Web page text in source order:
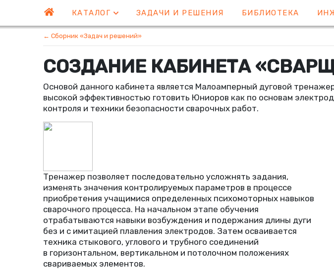
КАТАЛОГ ЗАДАЧИ И РЕШЕНИЯ БИБЛИОТЕКА
← Сборник «Задач и решений»
СОЗДАНИЕ КАБИНЕТА «
Основой данного кабинета является Малоамперный дуговой
высокой эффективностью готовить Юниоров как по основам
контроля и техники безопасности сварочных работ.
Тренажер позволяет последовательно усложнять задания,
изменять значения контролируемых параметров в процессе
приобретения учащимися определенных психомоторных навыков
сварочного процесса. На начальном этапе обучения
отрабатываются навыки возбуждения и подержания длины дуги
без и с имитацией плавления электродов. Затем осваивается
техника стыкового, углового и трубного соединений
в горизонтальном, вертикальном и потолочном положениях
свариваемых элементов.